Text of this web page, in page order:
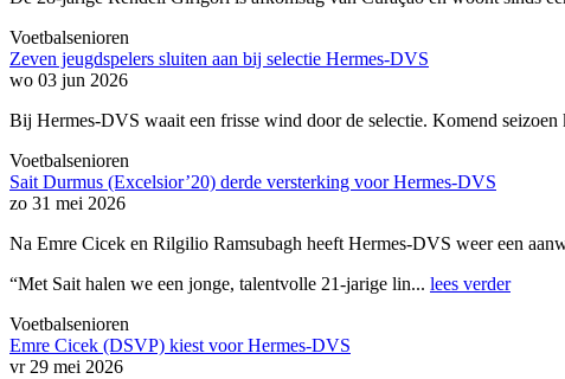
Voetbalsenioren
Zeven jeugdspelers sluiten aan bij selectie Hermes-DVS
wo 03 jun 2026
Bij Hermes-DVS waait een frisse wind door de selectie. Komend
Voetbalsenioren
Sait Durmus (Excelsior’20) derde versterking voor Hermes-DVS
zo 31 mei 2026
Na Emre Cicek en Rilgilio Ramsubagh heeft Hermes-DVS weer een
“Met Sait halen we een jonge, talentvolle 21-jarige lin... lees verder
Voetbalsenioren
Emre Cicek (DSVP) kiest voor Hermes-DVS
vr 29 mei 2026